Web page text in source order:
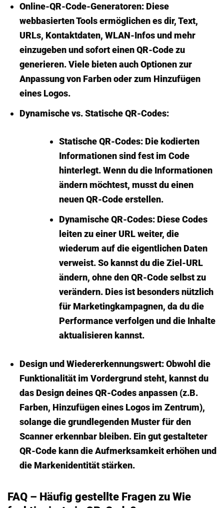
Online-QR-Code-Generatoren:Diese
webbasierten Tools ermöglichen es dir, Text,
URLs, Kontaktdaten, WLAN-Infos und mehr
einzugeben und sofort einen QR-Code zu
generieren. Viele bieten auch Optionen zur
Anpassung von Farben oder zum Hinzufügen
eines Logos.
Dynamische vs. Statische QR-Codes:
Statische QR-Codes: Die kodierten
Informationen sind fest im Code
hinterlegt. Wenn du die Informationen
ändern möchtest, musst du einen
neuen QR-Code erstellen.
Dynamische QR-Codes: Diese Codes
leiten zu einer URL weiter, die
wiederum auf die eigentlichen Daten
verweist. So kannst du die Ziel-URL
ändern, ohne den QR-Code selbst zu
verändern. Dies ist besonders nützlich
für Marketingkampagnen, da du die
Performance verfolgen und die Inhalte
aktualisieren kannst.
Design und Wiedererkennungswert:Obwohl die
Funktionalität im Vordergrund steht, kannst du
das Design deines QR-Codes anpassen (z.B.
Farben, Hinzufügen eines Logos im Zentrum),
solange die grundlegenden Muster für den
Scanner erkennbar bleiben. Ein gut gestalteter
QR-Code kann die Aufmerksamkeit erhöhen und
die Markenidentität stärken.
FAQ – Häufig gestellte Fragen zu Wie